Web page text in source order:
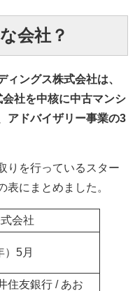
会社？
ングス株式会社は、
社を中核に中古マンシ
アドバイザリー事業の3
りを行っているスター
表にまとめました。
会社
）5月
住友銀行 / あお